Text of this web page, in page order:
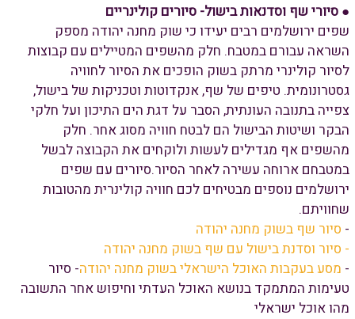
● סיורי שף וסדנאות בישול- סיורים קולינריים
שפים ירושלמים רבים יעידו כי שוק מחנה יהודה מספק
השראה עבורם במטבח. חלק מהשפים המטיילים עם קבוצות
לסיור קולינרי מרתק בשוק הופכים את הסיור לחוויה
גסטרונומית. טיפים של שף, אנקדוטות וטכניקות של בישול,
צפייה בתנובה העונתית, הסבר על דגת הים התיכון ועל חלקי
הבקר ושיטות הבישול הם לבטח חוויה מסוג אחר. חלק
מהשפים אף מגדילים לעשות ולוקחים את הקבוצה לבשל
במטבחם ארוחה עשירה לאחר הסיור.סיורים עם שפים
ירושלמים נוספים מבטיחים לכם חוויה קולינרית מהטובות
שחוויתם.
- סיור שף בשוק מחנה יהודה
- סיור וסדנת בישול עם שף בשוק מחנה יהודה
- מסע בעקבות האוכל הישראלי בשוק מחנה יהודה- סיור
טעימות המתמקד בנושא האוכל העדתי וחיפוש אחר התשובה
מהו אוכל ישראלי